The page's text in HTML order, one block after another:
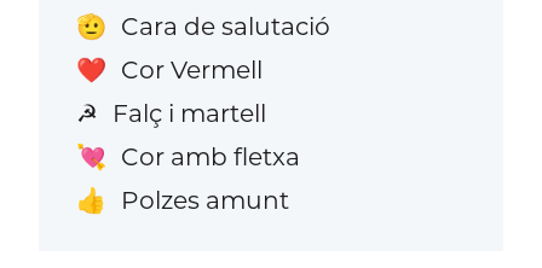
🫡 Cara de salutació
❤️ Cor Vermell
☭ Falç i martell
💘 Cor amb fletxa
👍 Polzes amunt